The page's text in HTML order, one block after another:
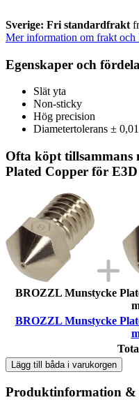
Sverige: Fri standardfrakt
Mer information om frakt och
Egenskaper och
Slät yta
Non-sticky
Hög precision
Diametertolerans ±
Ofta köpt tillsammans
Plated Copper för
BROZZL Munstycke
BROZZL Munstycke
Lägg till båda i varukorgen
Produktinformation &